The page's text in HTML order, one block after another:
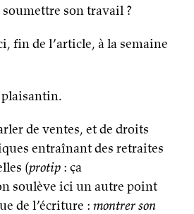
son travail ?
fin de l’article, à la semaine
plaisantin.
de ventes, et de droits
entraînant des retraites
(protip : ça
soulève ici un autre point
de l’écriture : montrer son